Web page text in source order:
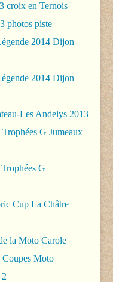
croix en Ternois
photos piste
2014 Dijon
2014 Dijon
Les Andelys 2013
G Jumeaux
G
Cup La Châtre
la Moto Carole
Moto